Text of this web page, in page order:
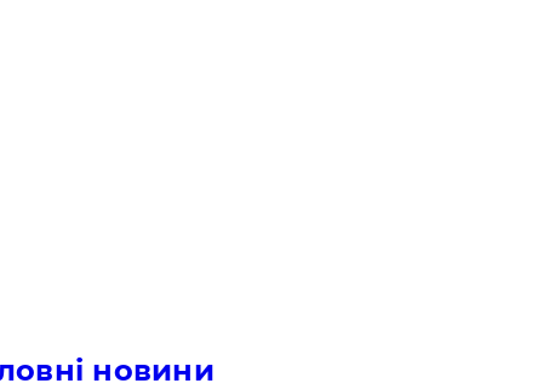
новини